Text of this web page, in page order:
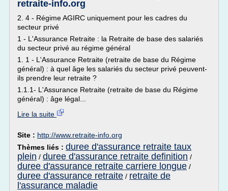
retraite-info.org
2. 4 - Régime AGIRC uniquement pour les cadres du
secteur privé
1 - L'Assurance Retraite : la Retraite de base des salariés
du secteur privé au régime général
1. 1 - L'Assurance Retraite (retraite de base du Régime
général) : à quel âge les salariés du secteur privé peuvent-
ils prendre leur retraite ?
1.1.1- L'Assurance Retraite (retraite de base du Régime
général) : âge légal...
Lire la suite
Site : http://www.retraite-info.org
Thèmes liés : duree d'assurance retraite taux
plein / duree d'assurance retraite definition /
duree d'assurance retraite carriere longue /
duree d'assurance retraite / retraite de
l'assurance maladie